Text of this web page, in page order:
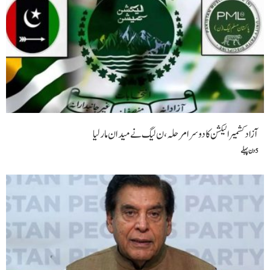
آزادکشمیر الیکشن کا دوسرا مرحلہ،ن لیگ نے میدان مار لیا
5 دن پہلے